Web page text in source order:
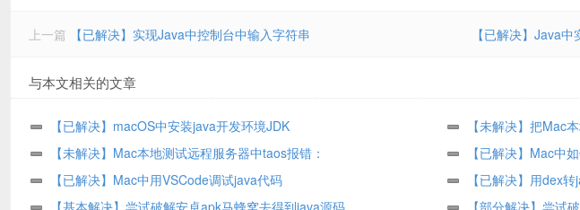
上一篇 【已解决】实现Java中控制台中输入字符串 【已解决】Java
与本文相关的文章
【已解决】macOS中安装java开发环境JDK
【未解决】把Mac
CentOS中
【未解决】Mac本地测试远程服务器中taos报错：
java.lang.UnsatisfiedLinkError no taos in java.library.path
【已解决】Mac中
【已解决】Mac中用VSCode调试java代码
【已解决】用dex